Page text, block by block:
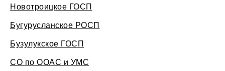
Новотроицкое ГОСП
Бугурусланское РОСП
Бузулукское ГОСП
СО по ООАС и УМС